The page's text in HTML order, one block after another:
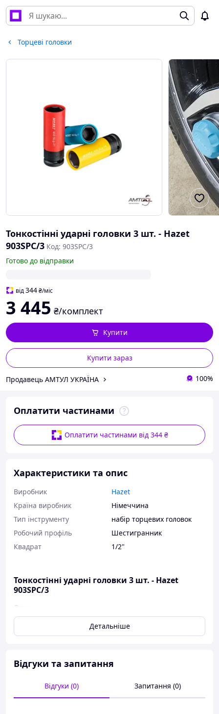
Торцеві головки
Тонкостінні ударні головки 3 шт. - Hazet
903SPC/3 Код: 903SPC/3
Готово до відправки
від344₴/міс
3 445 ₴/комплект
Купити зараз
Купити
Продавець АМТУЛ УКРАЇНА 100%
Оплатити частинами
Оплатити частинами від 344 ₴
Характеристики та опис
Виробник
Hazet
Країна виробник
Німеччина
Тип інструменту
набір торцевих головок
Робочий профіль
Шестигранник
Квадрат
1/2"
Тонкостінні ударні головки 3 шт. - Hazet
903SPC/3
Опис:
З пластиковою вставкою для захисту поверхні
болтів
Пластикові гільзи з кольоровим кодуванням для
Довга модель
Детальніше
Відгуки та запитання
Відгуки (0) Запитання (0)